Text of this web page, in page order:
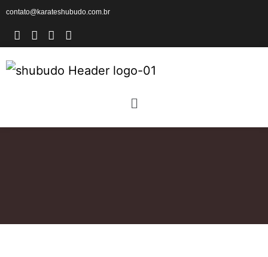
contato@karateshubudo.com.br